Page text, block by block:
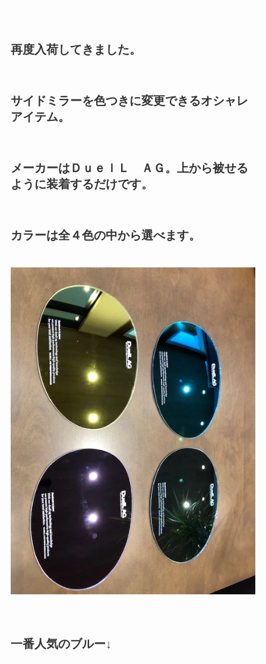
再度入荷してきました。
サイドミラーを色つきに変更できるオシャレ
アイテム。
メーカーはＤｕｅｌＬ ＡＧ。上から被せる
ように装着するだけです。
カラーは全４色の中から選べます。
一番人気のブルー↓